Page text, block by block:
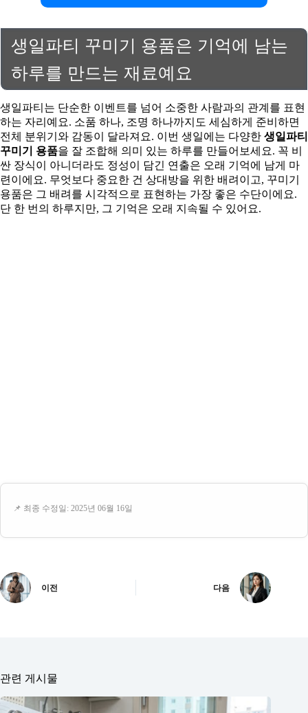
생일파티 꾸미기 용품은 기억에 남는
하루를 만드는 재료예요
생일파티는 단순한 이벤트를 넘어 소중한 사람과의 관계를 표현
하는 자리예요. 소품 하나, 조명 하나까지도 세심하게 준비하면
전체 분위기와 감동이 달라져요. 이번 생일에는 다양한 생일파티
꾸미기 용품을 잘 조합해 의미 있는 하루를 만들어보세요. 꼭 비
싼 장식이 아니더라도 정성이 담긴 연출은 오래 기억에 남게 마
련이에요. 무엇보다 중요한 건 상대방을 위한 배려이고, 꾸미기
용품은 그 배려를 시각적으로 표현하는 가장 좋은 수단이에요.
단 한 번의 하루지만, 그 기억은 오래 지속될 수 있어요.
📌 최종 수정일: 2025년 06월 16일
이전 다음
관련 게시물